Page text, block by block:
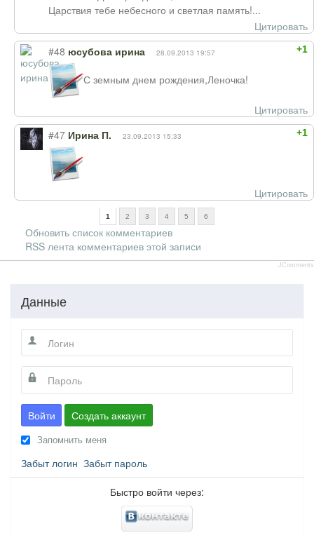
Царствия тебе небесного и светлая память!...
Цитировать
+1
#48 юсубова ирина 28.09.2013 19:57
С земным днем рождения,Леночка!
Цитировать
+1
#47 Ирина П. 23.09.2013 15:33
Цитировать
1 2 3 4 5 6
Обновить список комментариев
RSS лента комментариев этой записи
JComments
Данные
Войти Создать аккаунт
Запомнить меня
Забыт логин Забыт пароль
Быстро войти через: